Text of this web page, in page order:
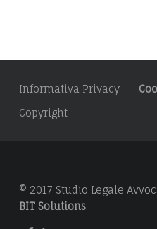
Informativa Privacy
Copyright
© 2017 Studio Legale
BIT Solutions